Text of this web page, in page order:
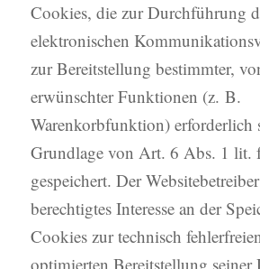
Cookies, die zur Durchführung
elektronischen
zur Bereitstellung bestimmter,
erwünschter Funktionen (z. B.
Warenkorbfunktion) erforderlich
Grundlage von Art. 6 Abs. 1 lit.
gespeichert. Der
berechtigtes Interesse an der
Cookies zur technisch
optimierten Bereitstellung seiner